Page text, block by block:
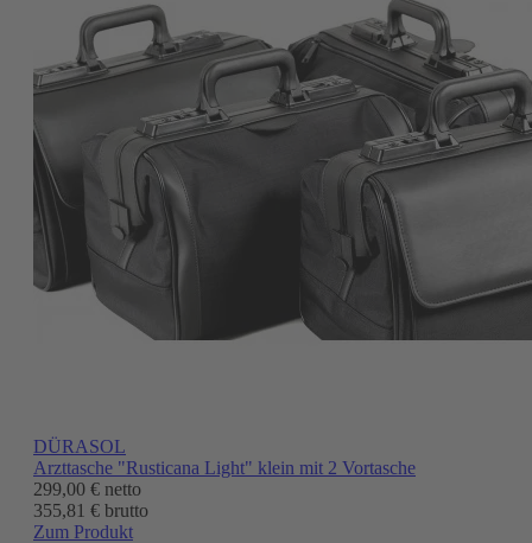
DÜRASOL
Arzttasche "Rusticana Light" klein mit 2 Vortasche
299,00 € netto
355,81 € brutto
Zum Produkt